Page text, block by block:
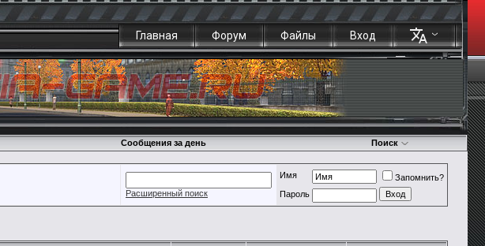
Главная Форум Файлы Вход
Сообщения за день Поиск
Расширенный поиск
Имя
Запомнить?
Пароль